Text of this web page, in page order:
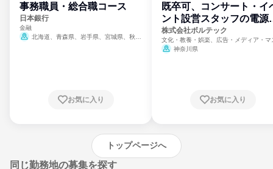
事務職員・総合職コース
日本銀行
金融
北海道、青森県、岩手県、宮城県、秋田
崎県、熊本県、大分県、宮崎県、鹿児島県、
お気に入り
既卒可、コンサート・イ
ント設営スタッフの電源
門
株式会社ボルテック
文化・教養・娯楽、広告・メディア・マ
ミ、電力・ガス・水道・エネルギー
神奈川県
お気に入り
トップページへ
同じ勤務地の募集を探す